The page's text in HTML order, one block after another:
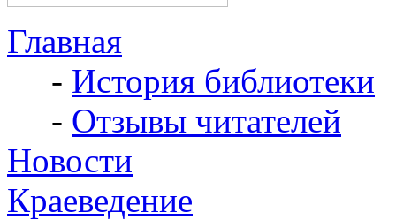
Главная
- История библиотеки
- Отзывы читателей
Новости
Краеведение